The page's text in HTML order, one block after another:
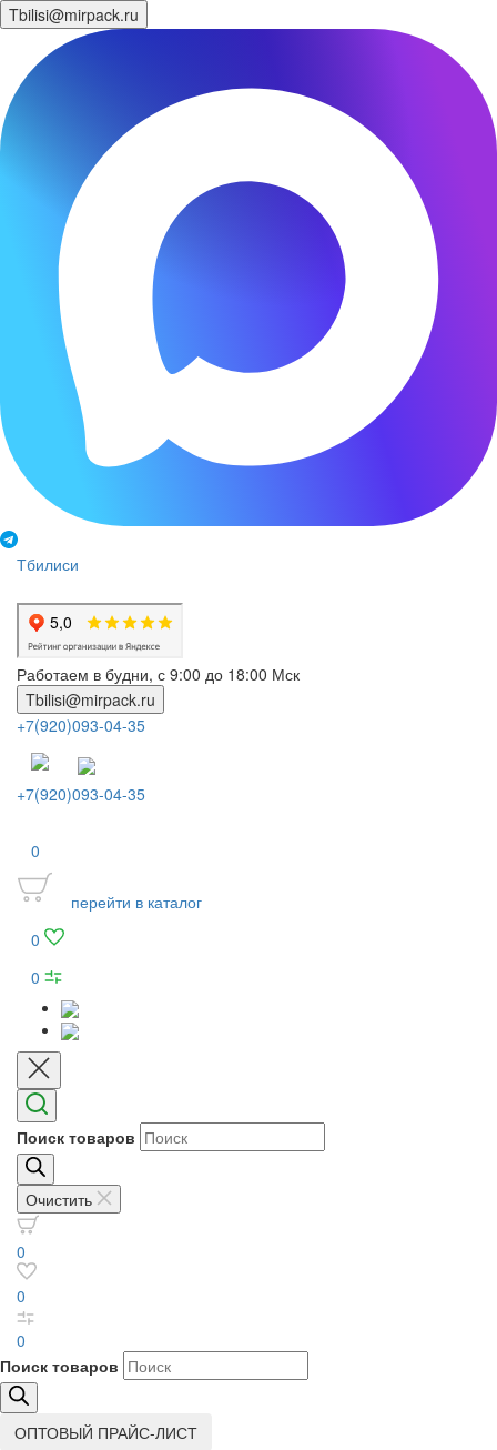
Tbilisi@mirpack.ru
Тбилиси
Работаем в будни, с 9:00 до 18:00 Мск
Tbilisi@mirpack.ru
+7(920)093-04-35
+7(920)093-04-35
0
перейти в каталог
0
0
Поиск товаров
Очистить
0
0
0
Поиск товаров
ОПТОВЫЙ ПРАЙС-ЛИСТ